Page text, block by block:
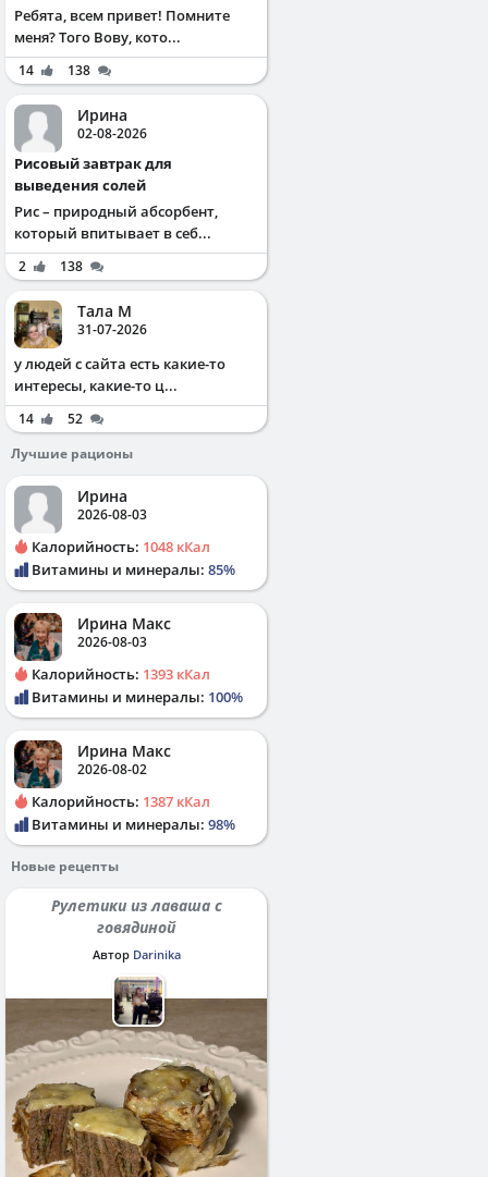
Ребята, всем привет! Помните
меня? Того Вову, кото...
14 138
Ирина
02-08-2026
Рисовый завтрак для
выведения солей
Рис – природный абсорбент,
который впитывает в себ...
2 138
Тала М
31-07-2026
у людей с сайта есть какие-то
интересы, какие-то ц...
14
52
Лучшие рационы
Ирина
2026-08-03
Калорийность: 1048 кКал
Витамины и минералы: 85%
Ирина Макс
2026-08-03
Калорийность: 1393 кКал
Витамины и минералы: 100%
Ирина Макс
2026-08-02
Калорийность: 1387 кКал
Витамины и минералы: 98%
Новые рецепты
Рулетики из лаваша с
говядиной
Автор Darinika